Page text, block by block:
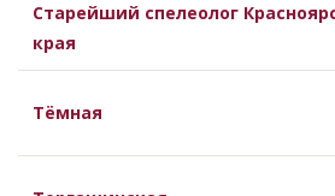
Старейший спелеолог
края
Тёмная